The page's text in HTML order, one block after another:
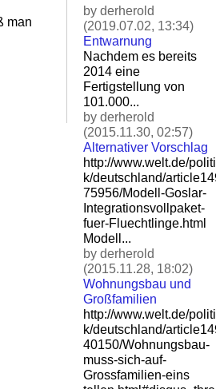
man
by derherold
(2019.07.02, 13:34)
Entwarnung
Nachdem es bereits
2014 eine
Fertigstellung von
101.000...
by derherold
(2015.11.30, 02:57)
Alternativer Vorschlag
http://www.welt.de/politi
k/deutschland/
75956/Modell-Goslar-
Integrationsvollpaket-
fuer-Fluechtlinge.html
Modell...
by derherold
(2015.11.28, 18:02)
Wohnungsbau und
Großfamilien
http://www.welt.de/politi
k/deutschland/
40150/Wohnungsbau-
muss-sich-auf-
Grossfamilien-eins